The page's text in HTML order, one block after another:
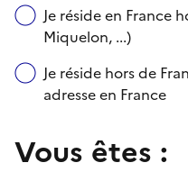
Je réside en France
Miquelon, ...)
Je réside hors de
adresse en France
Vous êtes :